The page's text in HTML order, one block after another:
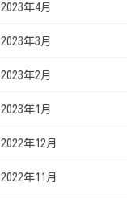
2023年4月
2023年3月
2023年2月
2023年1月
2022年12月
2022年11月